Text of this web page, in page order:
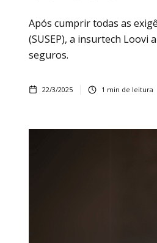
Após cumprir todas as
(SUSEP), a insurtech Loovi
seguros.
22/3/2025 1 min de leitura